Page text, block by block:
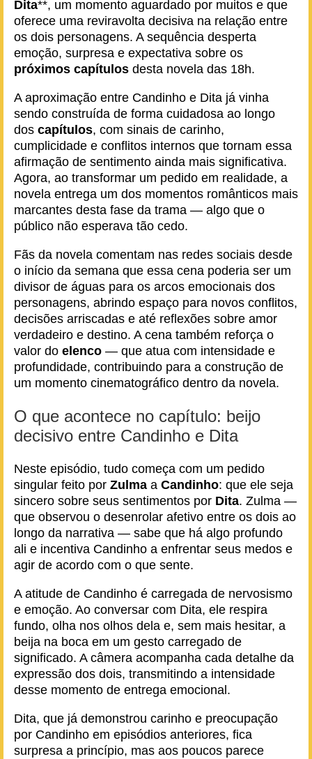
Dita**, um momento aguardado por muitos e que
oferece uma reviravolta decisiva na relação entre
os dois personagens. A sequência desperta
emoção, surpresa e expectativa sobre os
próximos capítulos desta novela das 18h.
A aproximação entre Candinho e Dita já vinha
sendo construída de forma cuidadosa ao longo
dos capítulos, com sinais de carinho,
cumplicidade e conflitos internos que tornam essa
afirmação de sentimento ainda mais significativa.
Agora, ao transformar um pedido em realidade, a
novela entrega um dos momentos românticos mais
marcantes desta fase da trama — algo que o
público não esperava tão cedo.
Fãs da novela comentam nas redes sociais desde
o início da semana que essa cena poderia ser um
divisor de águas para os arcos emocionais dos
personagens, abrindo espaço para novos conflitos,
decisões arriscadas e até reflexões sobre amor
verdadeiro e destino. A cena também reforça o
valor do elenco — que atua com intensidade e
profundidade, contribuindo para a construção de
um momento cinematográfico dentro da novela.
O que acontece no capítulo: beijo
decisivo entre Candinho e Dita
Neste episódio, tudo começa com um pedido
singular feito por Zulma a Candinho: que ele seja
sincero sobre seus sentimentos por Dita. Zulma —
que observou o desenrolar afetivo entre os dois ao
longo da narrativa — sabe que há algo profundo
ali e incentiva Candinho a enfrentar seus medos e
agir de acordo com o que sente.
A atitude de Candinho é carregada de nervosismo
e emoção. Ao conversar com Dita, ele respira
fundo, olha nos olhos dela e, sem mais hesitar, a
beija na boca em um gesto carregado de
significado. A câmera acompanha cada detalhe da
expressão dos dois, transmitindo a intensidade
desse momento de entrega emocional.
Dita, que já demonstrou carinho e preocupação
por Candinho em episódios anteriores, fica
surpresa a princípio, mas aos poucos parece